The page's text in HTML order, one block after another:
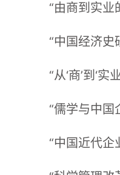
“由商到实业
“中国经济史
“从‘商’到‘
“儒学与中国
“中国近代企